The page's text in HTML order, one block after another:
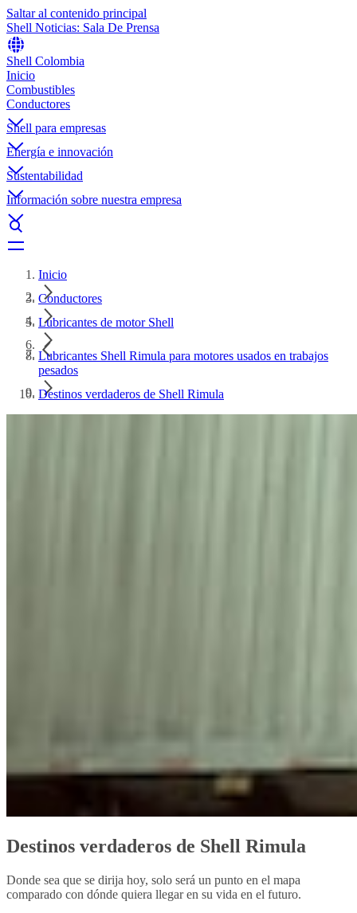
Saltar al contenido principal
Shell Noticias: Sala De Prensa
Shell Colombia
Inicio
Combustibles
Conductores
Shell para empresas
Energía e innovación
Sustentabilidad
Información sobre nuestra empresa
Inicio
Conductores
Lubricantes de motor Shell
Lubricantes Shell Rimula para motores usados en trabajos
pesados
Destinos verdaderos de Shell Rimula
Destinos verdaderos de Shell Rimula
Donde sea que se dirija hoy, solo será un punto en el mapa
comparado con dónde quiera llegar en su vida en el futuro.